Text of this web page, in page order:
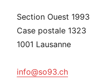
Section Ouest 1993
Case postale 1323
1001 Lausanne
info@so93.ch